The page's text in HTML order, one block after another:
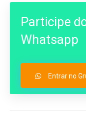
Participe
Whatsapp
Entrar no